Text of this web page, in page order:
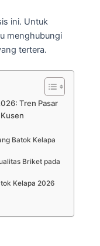
ini. Untuk
menghubungi
tertera.
Tren Pasar
Batok Kelapa
Briket pada
Kelapa 2026